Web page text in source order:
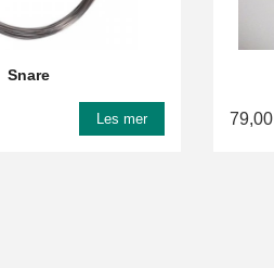
Snare
Les mer 79,00